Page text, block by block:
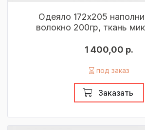
Одеяло 172х205
волокно 200гр, ткань
1 400,00 р.
под заказ
Заказать